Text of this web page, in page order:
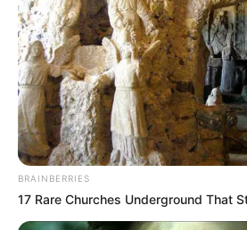
BRAINBERRIES
17 Rare Churches Underground That